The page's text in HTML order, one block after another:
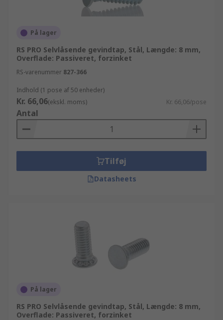
På lager
RS PRO Selvlåsende gevindtap, Stål, Længde: 8 mm,
Overflade: Passiveret, forzinket
RS-varenummer 827-366
Indhold (1 pose af 50 enheder)
Kr. 66,06(ekskl. moms) Kr. 66,06/pose
Antal
Tilføj
Datasheets
På lager
RS PRO Selvlåsende gevindtap, Stål, Længde: 8 mm,
Overflade: Passiveret, forzinket